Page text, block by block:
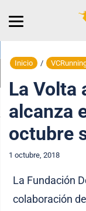
Inicio /
La Volta
alcanza
octubre
1 octubre, 2018
La Fundación
colaboración